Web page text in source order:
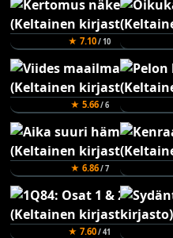
★ 7.10/ 10
★ 5.66/ 6
★ 6.86/ 7
★ 7.60/ 41